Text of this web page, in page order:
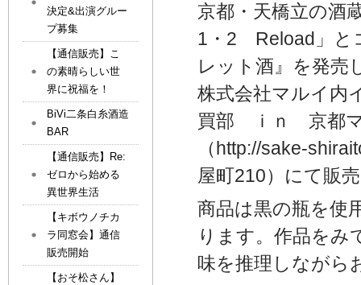
京都・天橋立の酒
1・2 Reload」と
レット酒』を発売
株式会社マルイ内
買部 ｉｎ 京都マ
（http://sake-
屋町210）にて販
商品は黒の瓶を使
ります。作品をみ
味を推理しながら
決定&出演グルー
プ募集
【通信販売】こ
の素晴らしい世
界に祝福を！
BiVi二条白糸酒造
BAR
【通信販売】Re:
ゼロから始める
異世界生活
【キボウノチカ
ラ同窓会】通信
販売開始
【おそ松さん】